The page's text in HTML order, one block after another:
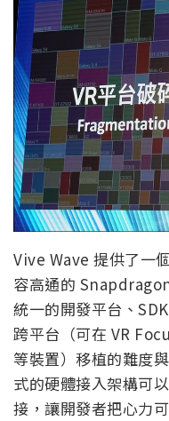
Vive Wave 提供了一
容高通的
統一的開發平台、
跨平台（可在 VR
等裝置）移植的難度
式的硬體接入架構可
接，讓開發者把心力